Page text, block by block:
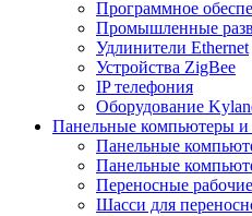
Программное
Промышленные
Удлинители Ethernet
Устройства ZigBee
IP телефония
Оборудование
Панельные компьютеры и
Панельные
Панельные
Переносные
Шасси для